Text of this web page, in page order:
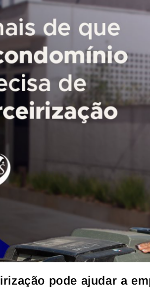
pode ajudar a